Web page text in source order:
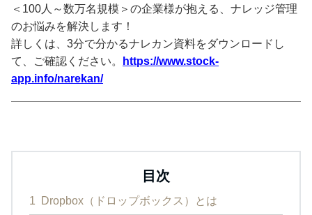
＜100人～数万名規模＞の企業様が抱える、ナレッジ管理
のお悩みを解決します！
詳しくは、3分で分かるナレカン資料をダウンロードし
て、ご確認ください。
https://www.stock-
app.info/narekan/
目次
1 Dropbox（ドロップボックス）とは